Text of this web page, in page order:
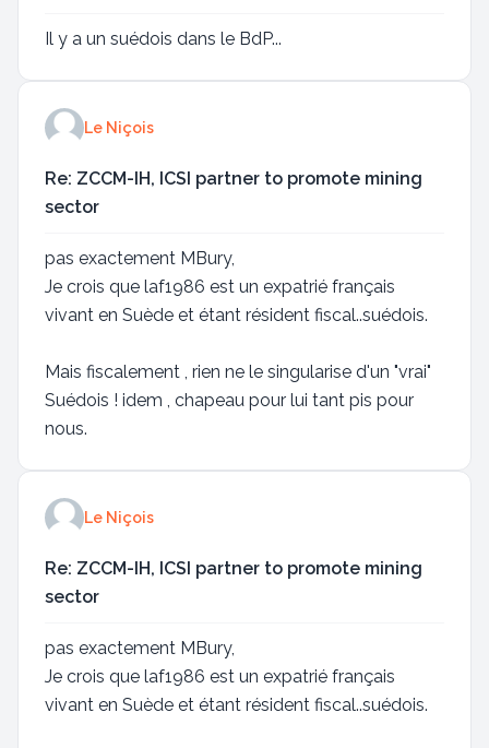
Il y a un suédois dans le BdP...
Le Niçois
Re: ZCCM-IH, ICSI partner to promote mining
sector
pas exactement MBury,
Je crois que laf1986 est un expatrié français
vivant en Suède et étant résident fiscal..suédois.
Mais fiscalement , rien ne le singularise d'un "vrai"
Suédois ! idem , chapeau pour lui tant pis pour
nous.
Le Niçois
Re: ZCCM-IH, ICSI partner to promote mining
sector
pas exactement MBury,
Je crois que laf1986 est un expatrié français
vivant en Suède et étant résident fiscal..suédois.